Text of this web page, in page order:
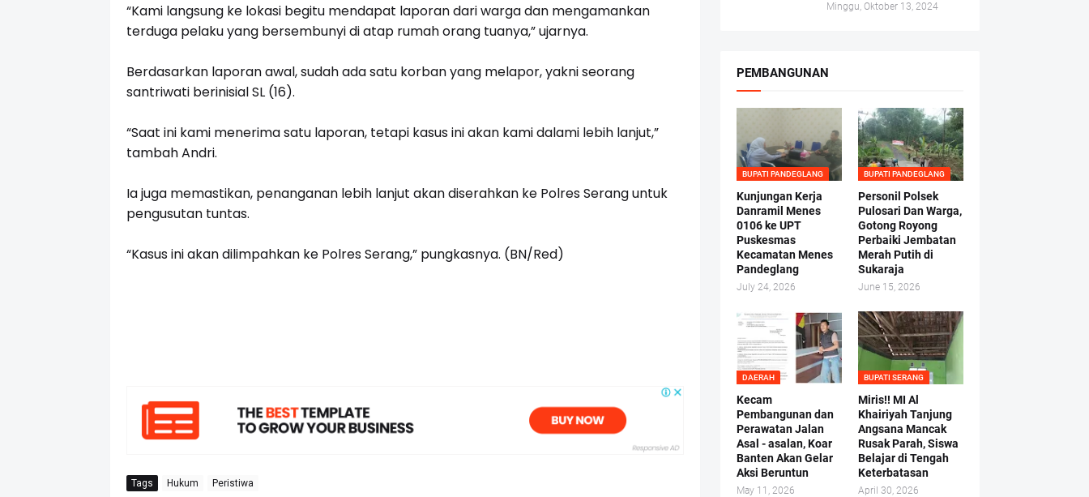
“Kami langsung ke lokasi begitu mendapat laporan dari warga dan mengamankan
terduga pelaku yang bersembunyi di atap rumah orang tuanya,” ujarnya.
Berdasarkan laporan awal, sudah ada satu korban yang melapor, yakni seorang
santriwati berinisial SL (16).
“Saat ini kami menerima satu laporan, tetapi kasus ini akan kami dalami lebih lanjut,”
tambah Andri.
Ia juga memastikan, penanganan lebih lanjut akan diserahkan ke Polres Serang untuk
pengusutan tuntas.
“Kasus ini akan dilimpahkan ke Polres Serang,” pungkasnya. (BN/Red)
Tags Hukum Peristiwa
Minggu, Oktober 13, 2024
PEMBANGUNAN
BUPATI PANDEGLANG
Kunjungan Kerja
Danramil Menes
0106 ke UPT
Puskesmas
Kecamatan Menes
Pandeglang
July 24, 2026
BUPATI PANDEGLANG
Personil Polsek
Pulosari Dan Warga,
Gotong Royong
Perbaiki Jembatan
Merah Putih di
Sukaraja
June 15, 2026
DAERAH
Kecam
Pembangunan dan
Perawatan Jalan
Asal - asalan, Koar
Banten Akan Gelar
Aksi Beruntun
May 11, 2026
BUPATI SERANG
Miris!! MI Al
Khairiyah Tanjung
Angsana Mancak
Rusak Parah, Siswa
Belajar di Tengah
Keterbatasan
April 30, 2026